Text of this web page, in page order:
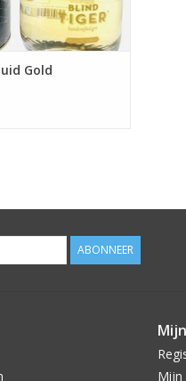
Gold
ABONNEER
Mijn